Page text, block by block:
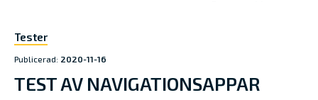
Tester
Publicerad: 2020-11-16
TEST AV NAVIGATIONSAPPAR